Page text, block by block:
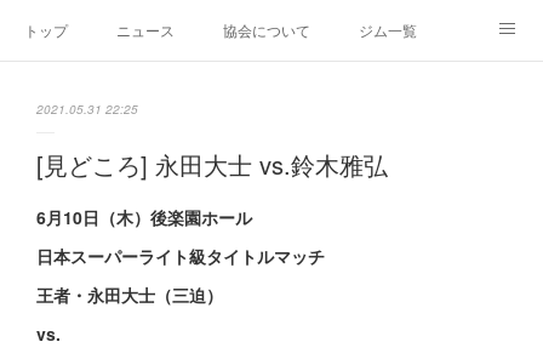
トップ ニュース 協会について ジム一覧
2021.05.31 22:25
[見どころ] 永田大士 vs.鈴木雅弘
6月10日（木）後楽園ホール
日本スーパーライト級タイトルマッチ
王者・永田大士（三迫）
vs.